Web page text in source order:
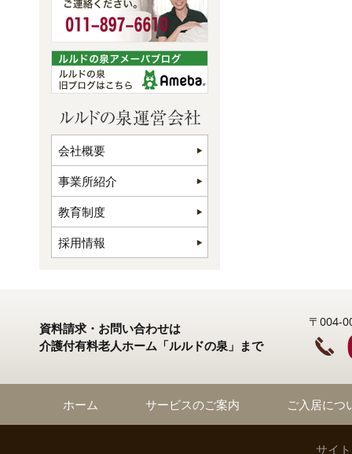
会社概要
事業所紹介
教育制度
採用情報
資料請求・お問い合わせは
介護付有料老人ホーム「ルルドの泉」まで
〒004-
ホーム サービスのご案内 ご入居につ
サイ